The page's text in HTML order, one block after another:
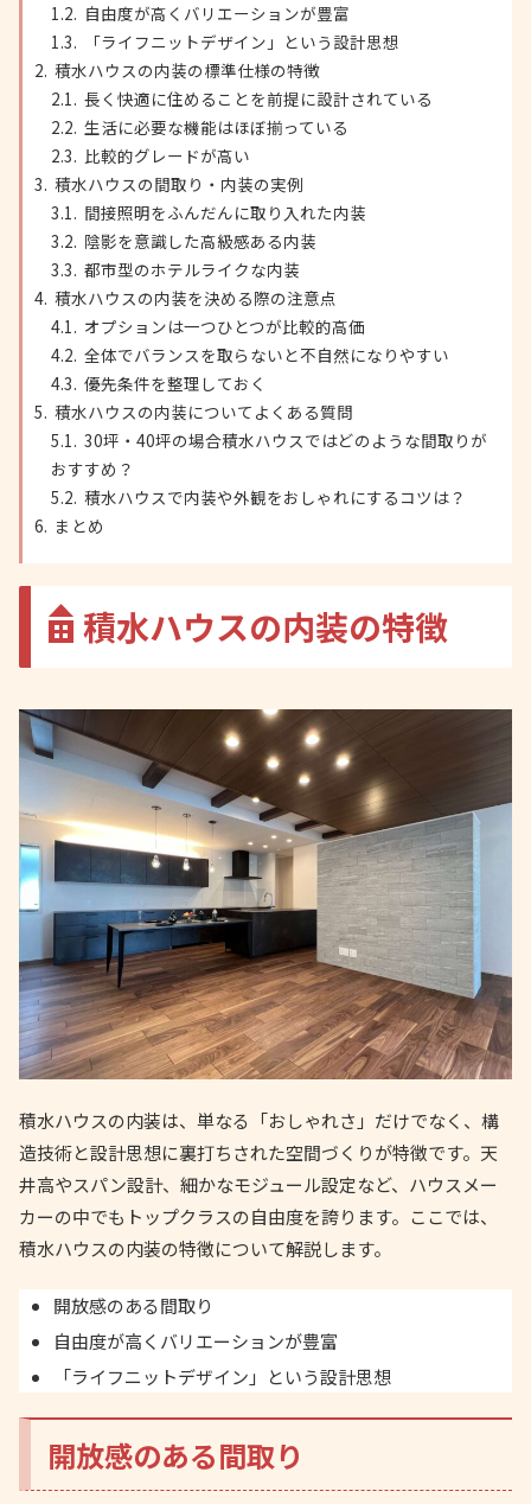
自由度が高くバリエーションが豊富
「ライフニットデザイン」という設計思想
積水ハウスの内装の標準仕様の特徴
長く快適に住めることを前提に設計されている
生活に必要な機能はほぼ揃っている
比較的グレードが高い
積水ハウスの間取り・内装の実例
間接照明をふんだんに取り入れた内装
陰影を意識した高級感ある内装
都市型のホテルライクな内装
積水ハウスの内装を決める際の注意点
オプションは一つひとつが比較的高価
全体でバランスを取らないと不自然になりやすい
優先条件を整理しておく
積水ハウスの内装についてよくある質問
30坪・40坪の場合積水ハウスではどのような間取りが
おすすめ？
積水ハウスで内装や外観をおしゃれにするコツは？
まとめ
積水ハウスの内装の特徴
積水ハウスの内装は、単なる「おしゃれさ」だけでなく、構
造技術と設計思想に裏打ちされた空間づくりが特徴です。天
井高やスパン設計、細かなモジュール設定など、ハウスメー
カーの中でもトップクラスの自由度を誇ります。ここでは、
積水ハウスの内装の特徴について解説します。
開放感のある間取り
自由度が高くバリエーションが豊富
「ライフニットデザイン」という設計思想
開放感のある間取り